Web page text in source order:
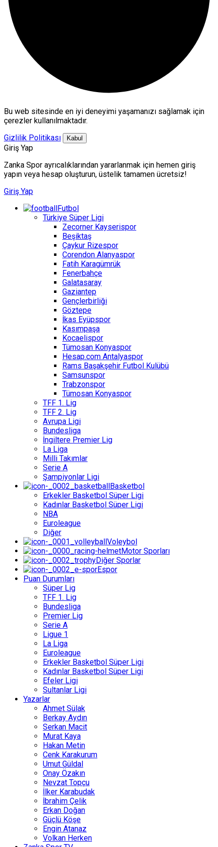
Bu web sitesinde en iyi deneyimi yaşamanızı sağlamak için
çerezler kullanılmaktadır.
Gizlilik Politikası
Kabul
Giriş Yap
Zanka Spor ayrıcalıklarından yararlanmak için hemen giriş
yapın veya hesap oluşturun, üstelik tamamen ücretsiz!
Giriş Yap
Futbol
Türkiye Süper Ligi
Zecorner Kayserispor
Beşiktaş
Çaykur Rizespor
Corendon Alanyaspor
Fatih Karagümrük
Fenerbahçe
Galatasaray
Gaziantep
Gençlerbirliği
Göztepe
İkas Eyüpspor
Kasımpaşa
Kocaelispor
Tümosan Konyaspor
Hesap.com Antalyaspor
Rams Başakşehir Futbol Kulübü
Samsunspor
Trabzonspor
Tümosan Konyaspor
TFF 1. Lig
TFF 2. Lig
Avrupa Ligi
Bundesliga
İngiltere Premier Lig
La Liga
Milli Takımlar
Serie A
Şampiyonlar Ligi
Basketbol
Erkekler Basketbol Süper Ligi
Kadınlar Basketbol Süper Ligi
NBA
Euroleague
Diğer
Voleybol
Motor Sporları
Diğer Sporlar
Espor
Puan Durumları
Süper Lig
TFF 1. Lig
Bundesliga
Premier Lig
Serie A
Ligue 1
La Liga
Euroleague
Erkekler Basketbol Süper Ligi
Kadınlar Basketbol Süper Ligi
Efeler Ligi
Sultanlar Ligi
Yazarlar
Ahmet Sülak
Berkay Aydın
Serkan Macit
Murat Kaya
Hakan Metin
Cenk Karakurum
Umut Güldal
Onay Özakın
Nevzat Topçu
İlker Karabudak
İbrahim Çelik
Erkan Doğan
Güçlü Köşe
Engin Atanaz
Volkan Herken